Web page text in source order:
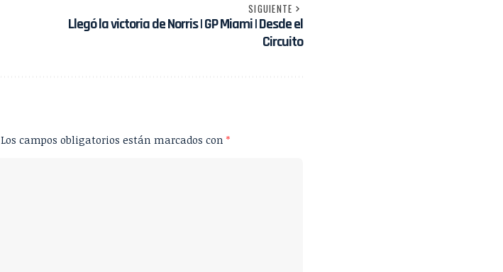
SIGUIENTE
Llegó la victoria de Norris | GP Miami | Desde el
Circuito
Los campos obligatorios están marcados con *